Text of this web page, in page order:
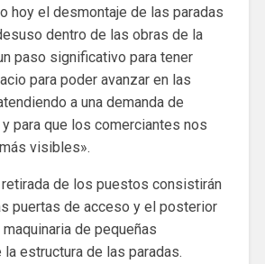
hoy el desmontaje de las paradas
dentro de las obras de la
paso significativo para tener
para poder avanzar en las
a una demanda de
para que los comerciantes nos
visibles».
de los puestos consistirán
puertas de acceso y el posterior
de pequeñas
estructura de las paradas.